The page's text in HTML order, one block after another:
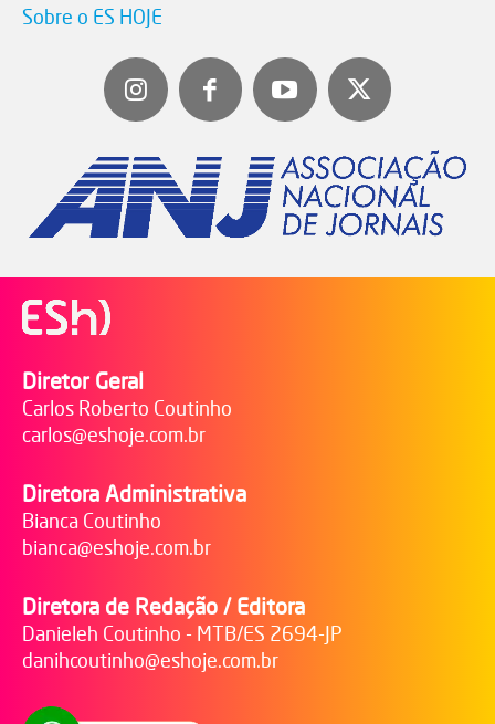
Sobre o ES HOJE
Diretor Geral
Carlos Roberto Coutinho
carlos@eshoje.com.br
Diretora Administrativa
Bianca Coutinho
bianca@eshoje.com.br
Diretora de Redação / Editora
Danieleh Coutinho - MTB/ES 2694-JP
danihcoutinho@eshoje.com.br